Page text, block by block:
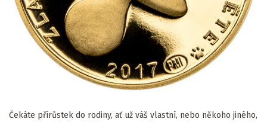
Čekáte přírůstek do rodiny, ať už váš vlastní, nebo někoho jiného,